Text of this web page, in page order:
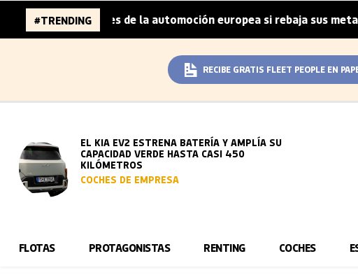
#TRENDING
96.000 millones de la automoción europea si rebaja sus metas de
RECIBE GRATIS FLEET PEOPLE EN
EL KIA EV2 ESTRENA BATERÍA Y AMPLÍA SU
CAPACIDAD VERDE HASTA CASI 450
KILÓMETROS
COCHES DE EMPRESA
FLOTAS PROTAGONISTAS RENTING COCHES